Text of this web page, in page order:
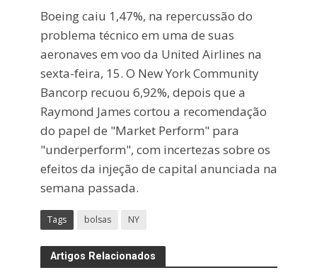
Boeing caiu 1,47%, na repercussão do
problema técnico em uma de suas
aeronaves em voo da United Airlines na
sexta-feira, 15. O New York Community
Bancorp recuou 6,92%, depois que a
Raymond James cortou a recomendação
do papel de "Market Perform" para
"underperform", com incertezas sobre os
efeitos da injeção de capital anunciada na
semana passada.
Tags bolsas NY
Artigos Relacionados